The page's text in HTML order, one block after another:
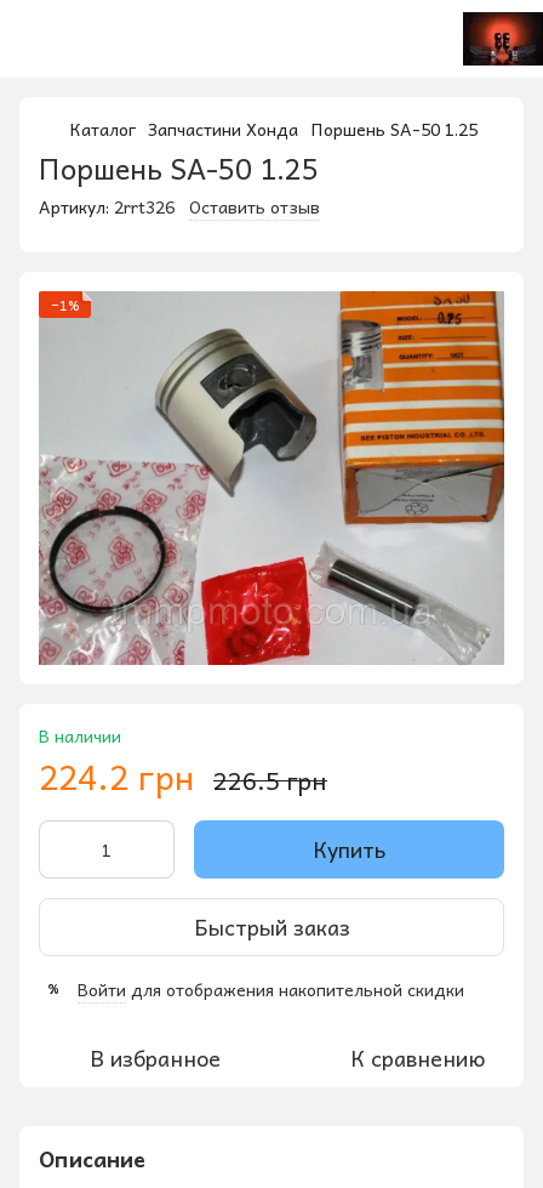
Каталог Запчастини Хонда Поршень SA-50 1.25
Поршень SA-50 1.25
Артикул: 2rrt326 Оставить отзыв
−1%
В наличии
224.2 грн 226.5 грн
Купить
Быстрый заказ
% Войти для отображения накопительной скидки
В избранное К сравнению
Описание